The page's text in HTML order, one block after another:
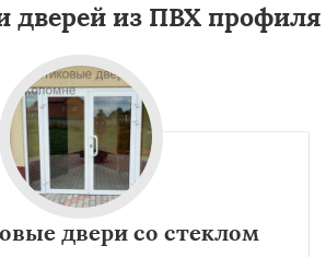
дверей из ПВХ профиля
двери со стеклом